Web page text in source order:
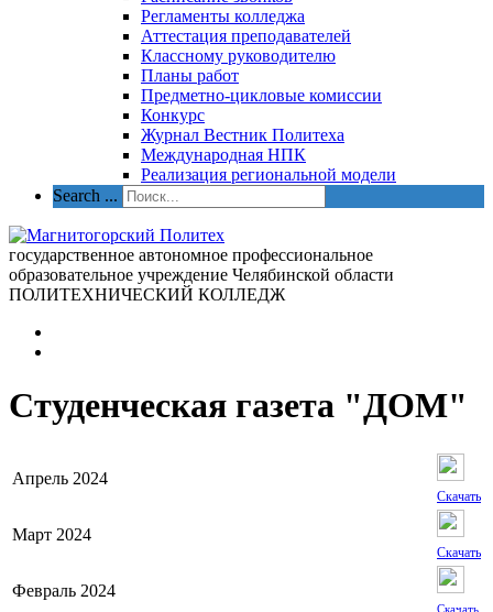
Регламенты колледжа
Аттестация преподавателей
Классному руководителю
Планы работ
Предметно-цикловые комиссии
Конкурс
Журнал Вестник Политеха
Международная НПК
Реализация региональной модели
Search ...
государственное автономное профессиональное
образовательное учреждение Челябинской области
ПОЛИТЕХНИЧЕСКИЙ КОЛЛЕДЖ
Студенческая газета "ДОМ"
Апрель 2024
Скачать
Март 2024
Скачать
Февраль 2024
Скачать